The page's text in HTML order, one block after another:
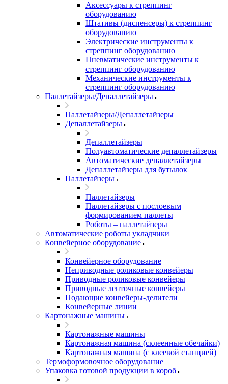
Аксессуары к стреппинг
оборудованию
Штативы (диспенсеры) к стреппинг
оборудованию
Электрические инструменты к
стреппинг оборудованию
Пневматические инструменты к
стреппинг оборудованию
Механические инструменты к
стреппинг оборудованию
Паллетайзеры/Депаллетайзеры
Паллетайзеры/Депаллетайзеры
Депаллетайзеры
Депаллетайзеры
Полуавтоматические депаллетайзеры
Автоматические депаллетайзеры
Депаллетайзеры для бутылок
Паллетайзеры
Паллетайзеры
Паллетайзеры с послоевым
формированием паллеты
Роботы – паллетайзеры
Автоматические роботы укладчики
Конвейерное оборудование
Конвейерное оборудование
Неприводные роликовые конвейеры
Приводные роликовые конвейеры
Приводные ленточные конвейеры
Подающие конвейеры-делители
Конвейерные линии
Картонажные машины
Картонажные машины
Картонажная машина (склеенные обечайки)
Картонажная машина (с клеевой станцией)
Термоформовочное оборудование
Упаковка готовой продукции в короб